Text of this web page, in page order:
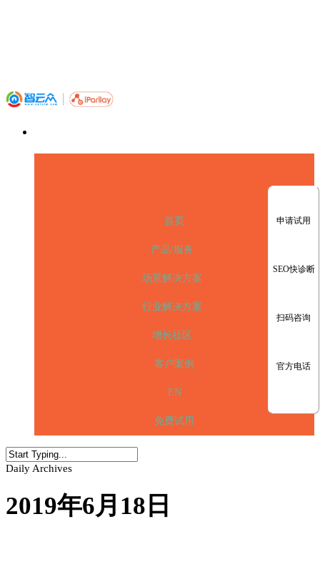
首页
产品/服务
场景解决方案
行业解决方案
增长社区
客户案例
EN
免费试用
Daily Archives
2019年6月18日
申请试用
SEO快诊断
扫码咨询
官方电话